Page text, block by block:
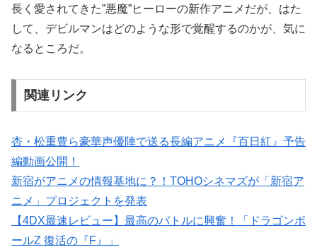
長く愛されてきた”悪魔”ヒーローの新作アニメだが、はた
して、デビルマンはどのような形で覚醒するのかが、気に
なるところだ。
関連リンク
杏・松重豊ら豪華声優陣で送る長編アニメ『百日紅』予告
編動画公開！
新宿がアニメの情報基地に？！TOHOシネマズが「新宿ア
ニメ」プロジェクトを発表
【4DX最速レビュー】最高のバトルに興奮！「ドラゴンボ
ールZ 復活の『F』」